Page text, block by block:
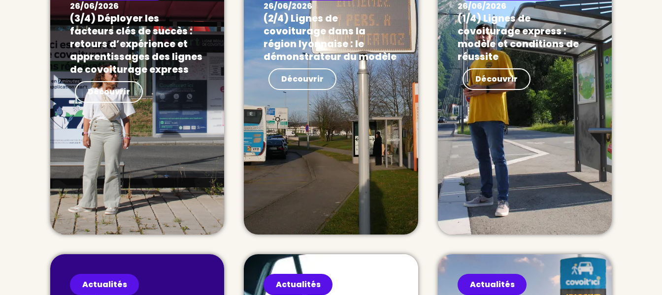
26/06/2026
(3/4) Déployer les
facteurs clés de succès :
retours d’expérience et
apprentissages des lignes
de covoiturage express
Actualités Déployer les facteurs
clés de succès : retours
d’expérience et apprentissages
des lignes de covoiturage
express Après le démonstrateur
Découvrir
26/06/2026
(2/4) Lignes de
covoiturage dans la
région lyonnaise : le
démonstrateur du modèle
Actualités Dans ce deuxième
billet de la série, nous donnons
des clés d’analyse pour évaluer
la performance des lignes de
Découvrir
26/06/2026
(1/4) Lignes de
covoiturage express :
modèle et conditions de
réussite
Actualités Lignes de covoiturage
express : modèle et conditions
de réussite Les lignes de
covoiturage express partent
d’une idée simple
Découvrir
Actualités
Actualités
Actualités